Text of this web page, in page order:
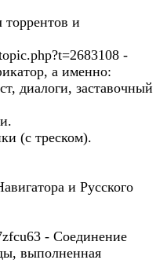
и
-
а именно:
диалоги, заставочный
(с треском).
и Русского
- Соединение
выполненная